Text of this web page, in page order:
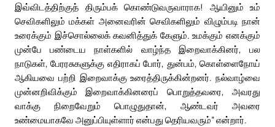
இவ்விடத்திற்குத் திரும்பக் கொண்டுவருவாராக! ஆயினும் உம்
செவிகளிலும் மக்கள் அனைவரின் செவிகளிலும் விழும்படி நான்
உரைக்கும் இச்சொல்லைக் கவனித்துக் கேளும். உமக்கும் எனக்கும்
முன்பே பண்டைய நாள்களில் வாழ்ந்த இறைவாக்கினர், பல
நாடுகள், பேரரசுகளுக்கு எதிராகப் போர், துன்பம், கொள்ளைநோய்
ஆகியவை பற்றி இறைவாக்கு உரைத்திருக்கின்றனர். நல்வாழ்வை
முன்னறிவிக்கும் இறைவாக்கினரைப் பொறுத்தவரை, அவரது
வாக்கு நிறைவேறும் பொழுதுதான், ஆண்டவர் அவரை
உண்மையாகவே அனுப்பியுள்ளார் என்பது தெரியவரும்” என்றார்.